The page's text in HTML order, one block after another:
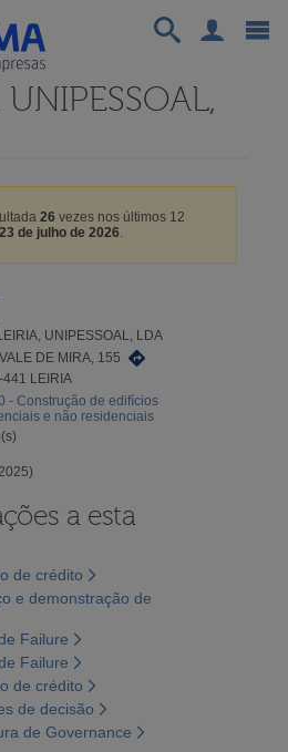
UNIPESSOAL,
26 vezes nos últimos 12
23 de julho de 2026.
UNIPESSOAL, LDA
DE MIRA, 155
LEIRIA
- Construção de edifícios
e não residenciais
a esta
de crédito
e demonstração de
Failure
Failure
de crédito
de decisão
de Governance